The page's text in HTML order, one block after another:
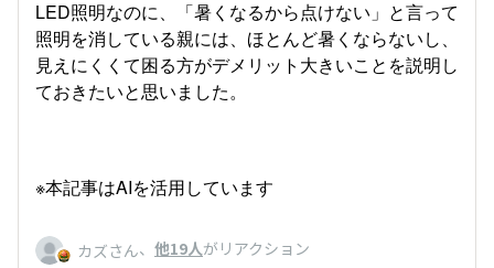
LED照明なのに、「暑くなるから点けない」と言って
照明を消している親には、ほとんど暑くならないし、
見えにくくて困る方がデメリット大きいことを説明し
ておきたいと思いました。
※本記事はAIを活用しています
カズさん、 他19人がリアクション